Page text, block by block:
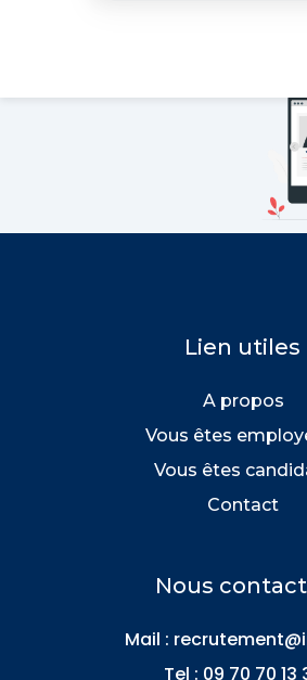
Lien utiles
A propos
Vous êtes
Vous êtes
Contact
Nous
Mail :
Tel : 09 70 70 13